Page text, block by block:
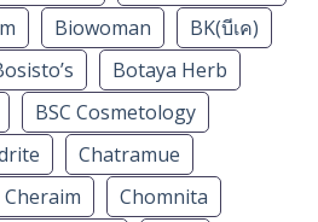
Biowoman
BK(บีเค)
Botaya Herb
BSC Cosmetology
Chatramue
Cheraim
Chomnita